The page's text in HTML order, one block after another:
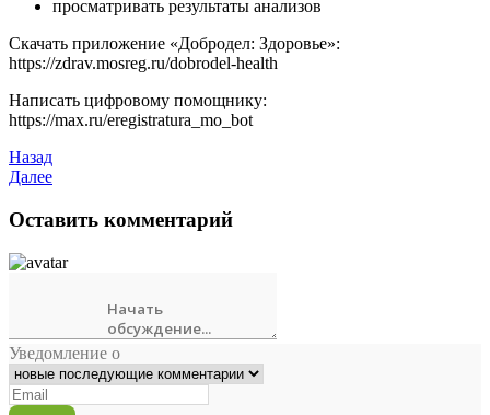
просматривать результаты анализов
Скачать приложение «Добродел: Здоровье»:
https://zdrav.mosreg.ru/dobrodel-health
Написать цифровому помощнику:
https://max.ru/eregistratura_mo_bot
Назад
Далее
Оставить комментарий
Уведомление о